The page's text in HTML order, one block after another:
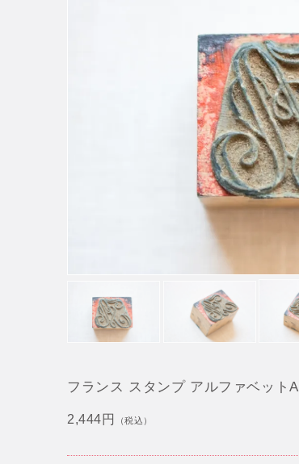
フランス スタンプ アルファベットA
2,444円 （税込）